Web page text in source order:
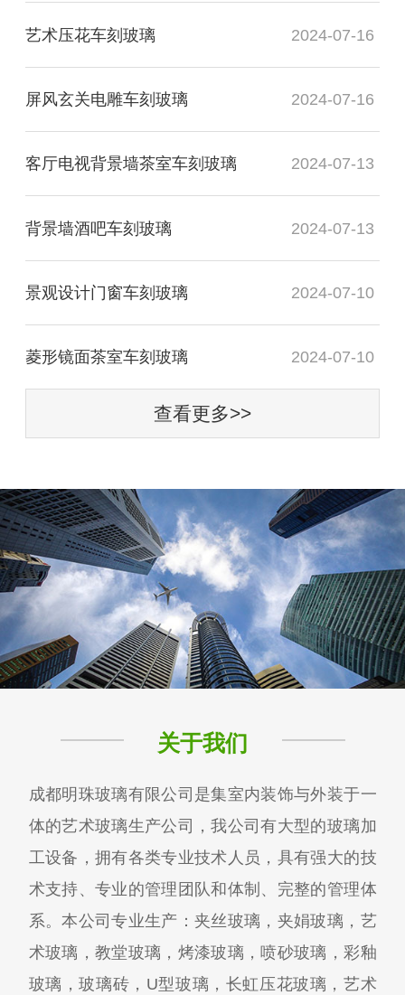
艺术压花车刻玻璃 2024-07-16
屏风玄关电雕车刻玻璃 2024-07-16
客厅电视背景墙茶室车刻玻璃 2024-07-13
背景墙酒吧车刻玻璃 2024-07-13
景观设计门窗车刻玻璃 2024-07-10
菱形镜面茶室车刻玻璃 2024-07-10
查看更多>>
关于我们
成都明珠玻璃有限公司是集室内装饰与外装于一
体的艺术玻璃生产公司，我公司有大型的玻璃加
工设备，拥有各类专业技术人员，具有强大的技
术支持、专业的管理团队和体制、完整的管理体
系。本公司专业生产：夹丝玻璃，夹娟玻璃，艺
术玻璃，教堂玻璃，烤漆玻璃，喷砂玻璃，彩釉
玻璃，玻璃砖，U型玻璃，长虹压花玻璃，艺术